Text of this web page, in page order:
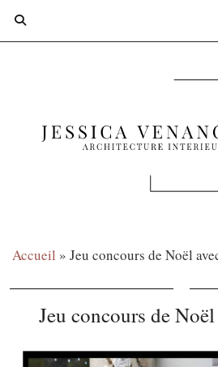
Accueil » Jeu concours de Noël
Jeu concours de